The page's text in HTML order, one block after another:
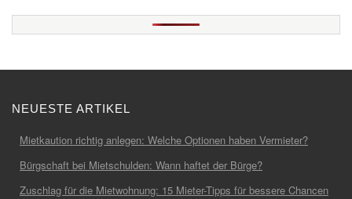
NEUESTE ARTIKEL
Mietkaution richtig anlegen: Welche Optionen haben Vermieter?
Bürgschaft bei Mietschulden: Wann haftet der Bürge?
Zuschlag für die Mietwohnung: 15 Mieter-Tipps für bessere Chancen